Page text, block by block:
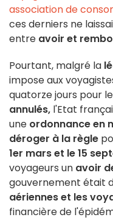
association de
ces derniers ne
entre avoir et
Pourtant, malgré la
impose aux
quatorze jours pour
annulés, l'Etat
une ordonnance en
déroger à la règle
1er mars et le 15
voyageurs un avoir
gouvernement était
aériennes et les
financière de